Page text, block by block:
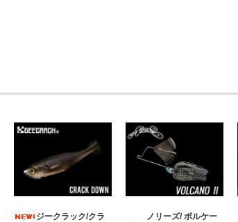
ジークラック/クラ
ノリーズ/ ボルケー